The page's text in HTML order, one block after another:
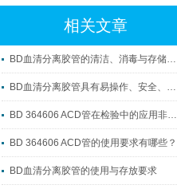
相关文章
BD血清分离胶管的清洁、消毒与存储方法
BD血清分离胶管具有易操作、安全、准确及可重复性等优点
BD 364606 ACD管在检验中的应用非常广泛
BD 364606 ACD管的使用要求有哪些？
BD血清分离胶管的使用与存放要求